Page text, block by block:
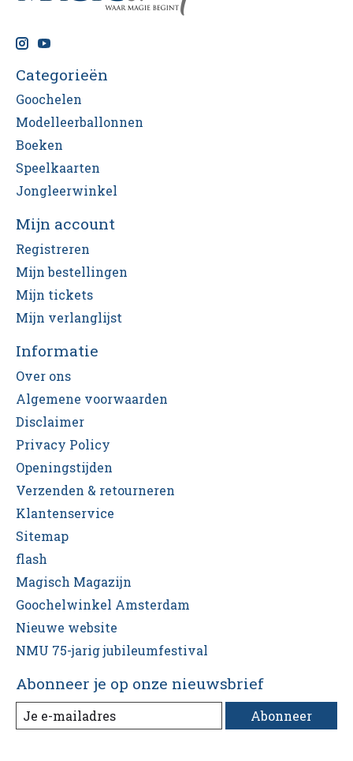
Categorieën
Goochelen
Modelleerballonnen
Boeken
Speelkaarten
Jongleerwinkel
Mijn account
Registreren
Mijn bestellingen
Mijn tickets
Mijn verlanglijst
Informatie
Over ons
Algemene voorwaarden
Disclaimer
Privacy Policy
Openingstijden
Verzenden & retourneren
Klantenservice
Sitemap
flash
Magisch Magazijn
Goochelwinkel Amsterdam
Nieuwe website
NMU 75-jarig jubileumfestival
Abonneer je op onze nieuwsbrief
Abonneer